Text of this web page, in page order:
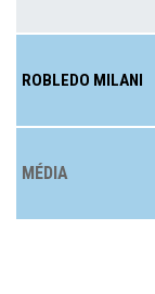
ROBLEDO MILANI
MÉDIA